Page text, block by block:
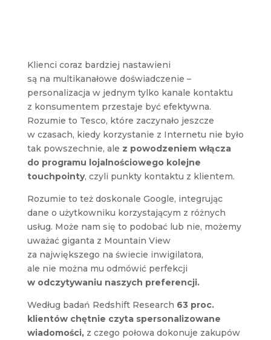
Klienci coraz bardziej nastawieni
są na multikanałowe doświadczenie –
personalizacja w jednym tylko kanale kontaktu
z konsumentem przestaje być efektywna.
Rozumie to Tesco, które zaczynało jeszcze
w czasach, kiedy korzystanie z Internetu nie było
tak powszechnie, ale z powodzeniem włącza
do programu lojalnościowego kolejne
touchpointy, czyli punkty kontaktu z klientem.
Rozumie to też doskonale Google, integrując
dane o użytkowniku korzystającym z różnych
usług. Może nam się to podobać lub nie, możemy
uważać giganta z Mountain View
za największego na świecie inwigilatora,
ale nie można mu odmówić perfekcji
w odczytywaniu naszych preferencji.
Według badań Redshift Research 63 proc.
klientów chętnie czyta spersonalizowane
wiadomości,z czego połowa dokonuje zakupów